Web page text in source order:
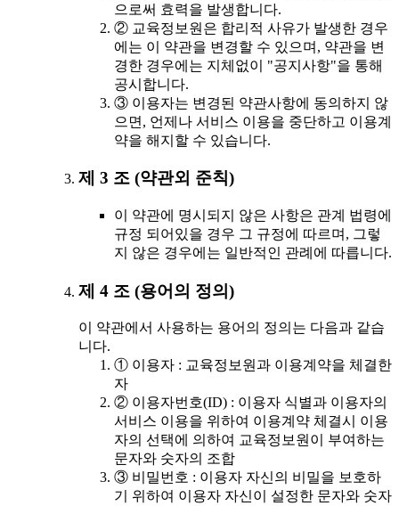
으로써 효력을 발생합니다.
② 교육정보원은 합리적 사유가 발생한 경우
에는 이 약관을 변경할 수 있으며, 약관을 변
경한 경우에는 지체없이 "공지사항"을 통해
공시합니다.
③ 이용자는 변경된 약관사항에 동의하지 않
으면, 언제나 서비스 이용을 중단하고 이용계
약을 해지할 수 있습니다.
제 3 조 (약관외 준칙)
이 약관에 명시되지 않은 사항은 관계 법령에
규정 되어있을 경우 그 규정에 따르며, 그렇
지 않은 경우에는 일반적인 관례에 따릅니다.
제 4 조 (용어의 정의)
이 약관에서 사용하는 용어의 정의는 다음과 같습
니다.
① 이용자 : 교육정보원과 이용계약을 체결한
자
② 이용자번호(ID) : 이용자 식별과 이용자의
서비스 이용을 위하여 이용계약 체결시 이용
자의 선택에 의하여 교육정보원이 부여하는
문자와 숫자의 조합
③ 비밀번호 : 이용자 자신의 비밀을 보호하
기 위하여 이용자 자신이 설정한 문자와 숫자